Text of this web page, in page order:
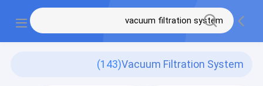
Vacuum Filtration System
(143)